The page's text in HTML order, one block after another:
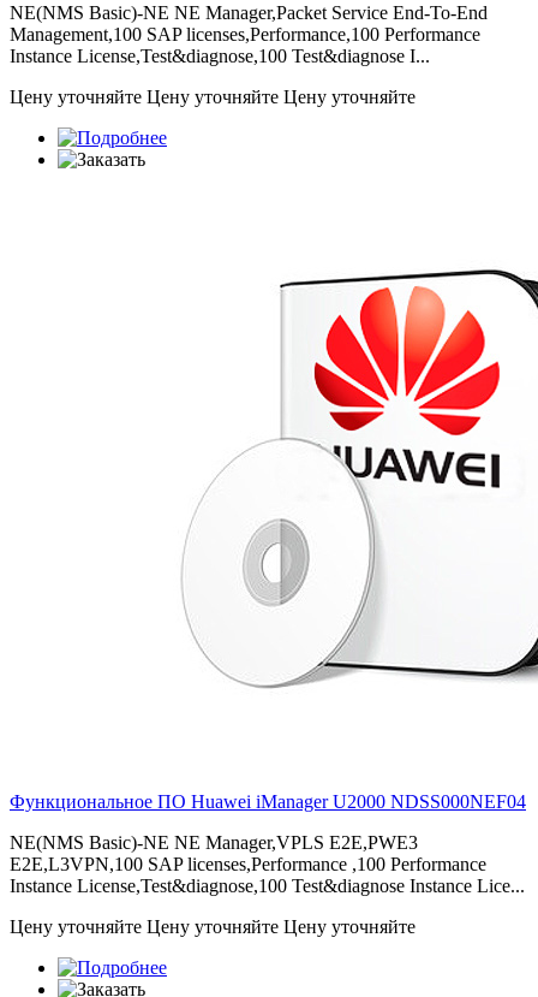
NE(NMS Basic)-NE NE Manager,Packet Service End-To-End
Management,100 SAP licenses,Performance,100 Performance
Instance License,Test&diagnose,100 Test&diagnose I...
Цену уточняйте Цену уточняйте Цену уточняйте
Функциональное ПО Huawei iManager U2000 NDSS000NEF04
NE(NMS Basic)-NE NE Manager,VPLS E2E,PWE3
E2E,L3VPN,100 SAP licenses,Performance ,100 Performance
Instance License,Test&diagnose,100 Test&diagnose Instance Lice...
Цену уточняйте Цену уточняйте Цену уточняйте